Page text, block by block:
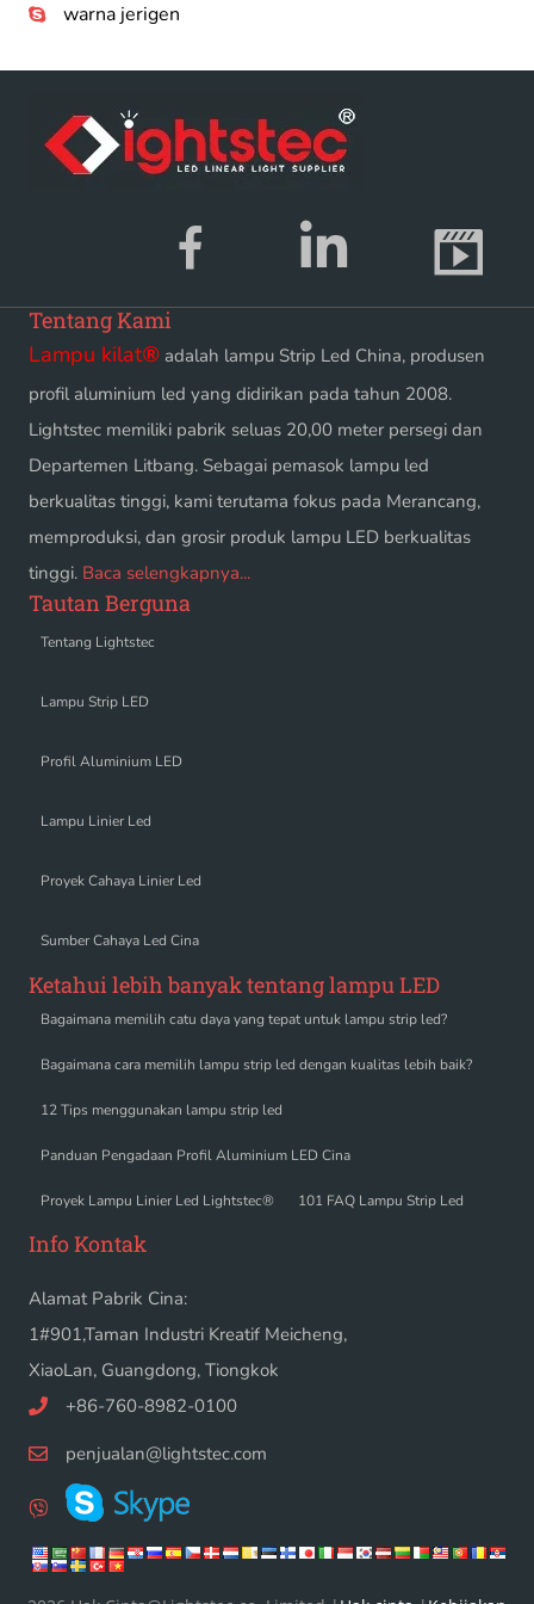
warna jerigen
Tentang Kami
Lampu kilat® adalah lampu Strip Led China, produsen
profil aluminium led yang didirikan pada tahun 2008.
Lightstec memiliki pabrik seluas 20,00 meter persegi dan
Departemen Litbang. Sebagai pemasok lampu led
berkualitas tinggi, kami terutama fokus pada Merancang,
memproduksi, dan grosir produk lampu LED berkualitas
tinggi. Baca selengkapnya...
Tautan Berguna
Tentang Lightstec
Lampu Strip LED
Profil Aluminium LED
Lampu Linier Led
Proyek Cahaya Linier Led
Sumber Cahaya Led Cina
Ketahui lebih banyak tentang lampu LED
Bagaimana memilih catu daya yang tepat untuk lampu strip led?
Bagaimana cara memilih lampu strip led dengan kualitas lebih baik?
12 Tips menggunakan lampu strip led
Panduan Pengadaan Profil Aluminium LED Cina
Proyek Lampu Linier Led Lightstec® 101 FAQ Lampu Strip Led
Info Kontak
Alamat Pabrik Cina:
1#901,Taman Industri Kreatif Meicheng,
XiaoLan, Guangdong, Tiongkok
+86-760-8982-0100
penjualan@lightstec.com